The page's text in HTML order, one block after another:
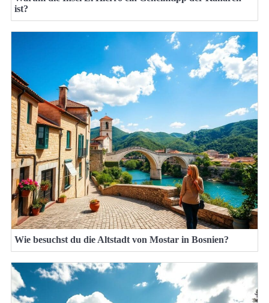
ist?
Wie besuchst du die Altstadt von Mostar in Bosnien?